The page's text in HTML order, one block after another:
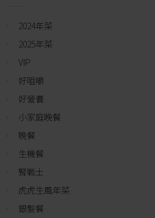
2024年菜
2025年菜
VIP
好咀嚼
好營養
小家庭晚餐
晚餐
生機餐
腎戰士
虎虎生風年菜
銀髮餐